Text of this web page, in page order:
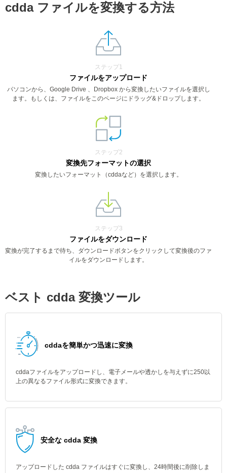
cdda ファイルを変換する方法
ステップ1
ファイルをアップロード
パソコンから、Google Drive 、Dropbox から変換したいファイルを選択し
ます。もしくは、ファイルをこのページにドラッグ&ドロップします。
ステップ2
変換先フォーマットの選択
変換したいフォーマット（cddaなど）を選択します。
ステップ3
ファイルをダウンロード
変換が完了するまで待ち、ダウンロードボタンをクリックして変換後のファ
イルをダウンロードします。
ベスト cdda 変換ツール
cddaを簡単かつ迅速に変換
cddaファイルをアップロードし、電子メールや透かしを与えずに250以
上の異なるファイル形式に変換できます。
安全な cdda 変換
アップロードした cdda ファイルはすぐに変換し、24時間後に削除しま